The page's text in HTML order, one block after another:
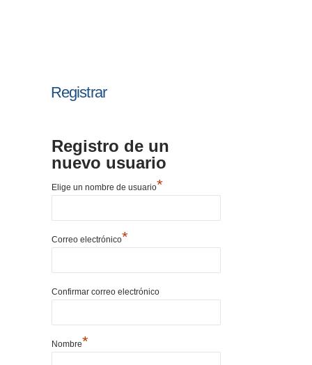
Registrar
Registro de un
nuevo usuario
Elige un nombre de usuario*
Correo electrónico*
Confirmar correo electrónico
Nombre*